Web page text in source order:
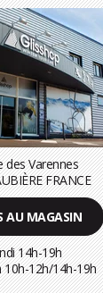
des Varennes
FRANCE
AU MAGASIN
14h-19h
10h-12h/14h-19h